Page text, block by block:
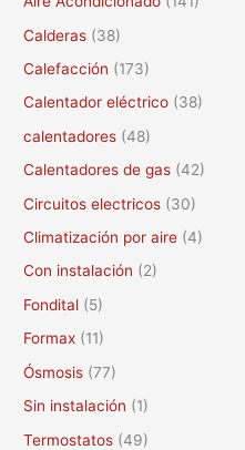
o
r
:
Calderas (38)
Calefacción (173)
Calentador eléctrico (38)
calentadores (48)
Calentadores de gas (42)
Circuitos electricos (30)
Climatización por aire (4)
Con instalación (2)
Fondital (5)
Formax (11)
Ósmosis (77)
Sin instalación (1)
Termostatos (49)